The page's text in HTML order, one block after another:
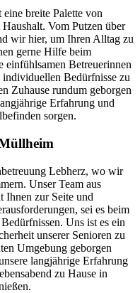
eine breite Palette von
Vom Putzen über
wir hier, um Ihren Alltag zu
gerne Hilfe beim
einfühlsamen Betreuerinnen
Bedürfnisse zu
Zuhause rundum geborgen
Erfahrung und
sorgen.
Lebherz, wo wir
Unser Team aus
Ihnen zur Seite und
sei es beim
Uns ist es ein
unserer Senioren zu
Umgebung geborgen
langjährige Erfahrung
zu Hause in